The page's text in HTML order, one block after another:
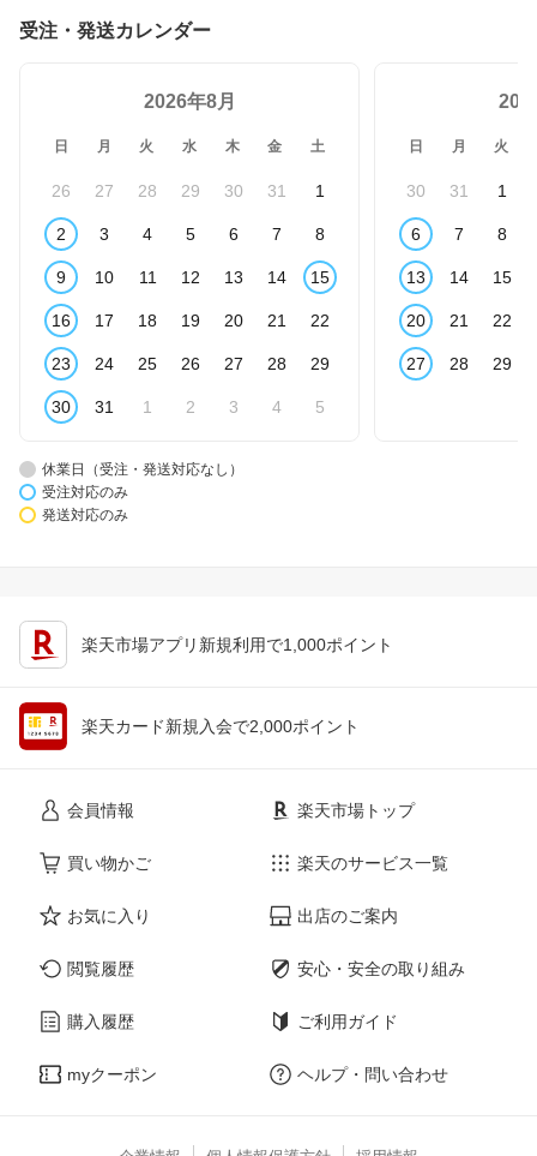
受注・発送カレンダー
2026年8月
日 月 火 水 木 金 土
26 27 28 29 30 31 1
2 3 4 5 6 7 8
9 10 11 12 13 14 15
16 17 18 19 20 21 22
23 24 25 26 27 28 29
30 31 1 2 3 4 5
日 月 火
30 31 1
6 7 8
13 14 15
20 21 22
27 28 29
休業日（受注・発送対応なし）
受注対応のみ
発送対応のみ
楽天市場アプリ新規利用で1,000ポイント
楽天カード新規入会で2,000ポイント
会員情報
買い物かご
お気に入り
閲覧履歴
購入履歴
myクーポン
楽天市場トップ
楽天のサービス一覧
出店のご案内
安心・安全の取り組み
ご利用ガイド
ヘルプ・問い合わせ